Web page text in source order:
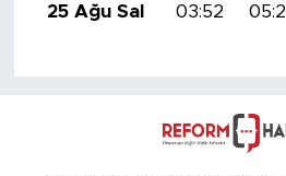
25 Ağu Sal
03:52